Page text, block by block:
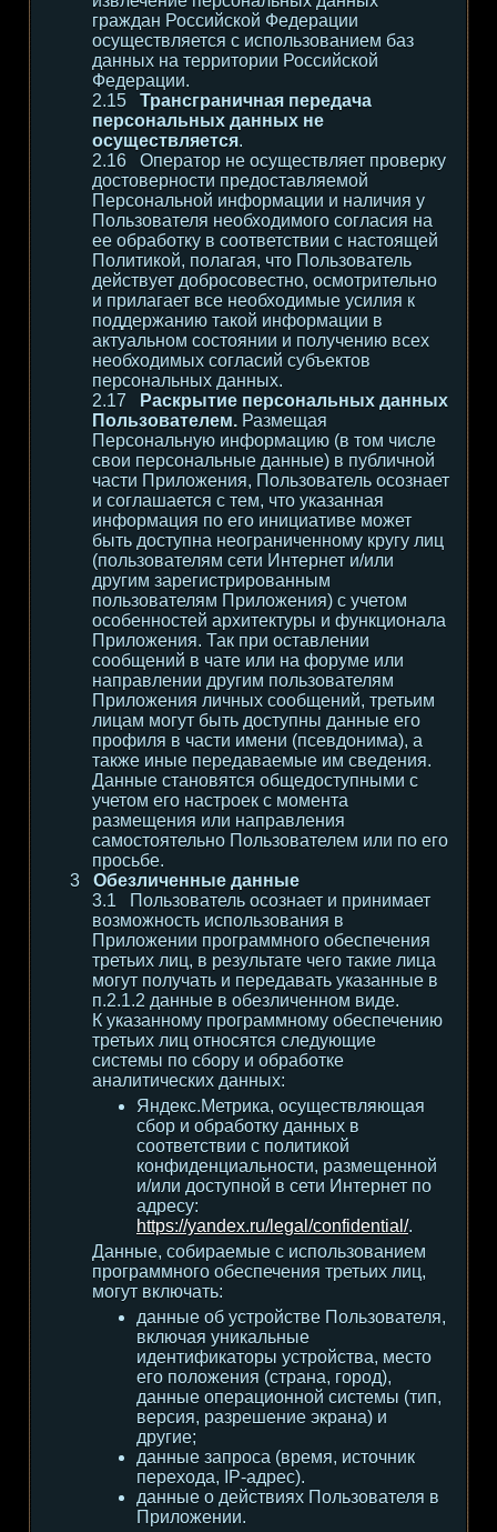
граждан Российской Федерации
осуществляется с использованием баз
данных на территории Российской
Федерации.
Трансграничная передача
персональных данных не
осуществляется.
Оператор не осуществляет проверку
достоверности предоставляемой
Персональной информации и наличия у
Пользователя необходимого согласия на
ее обработку в соответствии с настоящей
Политикой, полагая, что Пользователь
действует добросовестно, осмотрительно
и прилагает все необходимые усилия к
поддержанию такой информации в
актуальном состоянии и получению всех
необходимых согласий субъектов
персональных данных.
Раскрытие персональных данных
Пользователем. Размещая
Персональную информацию (в том числе
свои персональные данные) в публичной
части Приложения, Пользователь осознает
и соглашается с тем, что указанная
информация по его инициативе может
быть доступна неограниченному кругу лиц
(пользователям сети Интернет и/или
другим зарегистрированным
пользователям Приложения) с учетом
особенностей архитектуры и функционала
Приложения. Так при оставлении
сообщений в чате или на форуме или
направлении другим пользователям
Приложения личных сообщений, третьим
лицам могут быть доступны данные его
профиля в части имени (псевдонима), а
также иные передаваемые им сведения.
Данные становятся общедоступными с
учетом его настроек с момента
размещения или направления
самостоятельно Пользователем или по его
просьбе.
Обезличенные данные
Пользователь осознает и принимает
возможность использования в
Приложении программного обеспечения
третьих лиц, в результате чего такие лица
могут получать и передавать указанные в
п.2.1.2 данные в обезличенном виде.
К указанному программному обеспечению
третьих лиц относятся следующие
системы по сбору и обработке
аналитических данных:
Яндекс.Метрика, осуществляющая
сбор и обработку данных в
соответствии с политикой
конфиденциальности, размещенной
и/или доступной в сети Интернет по
адресу:
https://yandex.ru/legal/confidential/.
Данные, собираемые с использованием
программного обеспечения третьих лиц,
могут включать:
данные об устройстве Пользователя,
включая уникальные
идентификаторы устройства, место
его положения (страна, город),
данные операционной системы (тип,
версия, разрешение экрана) и
другие;
данные запроса (время, источник
перехода, IP-адрес).
данные о действиях Пользователя в
Приложении.